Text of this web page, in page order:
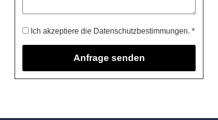
Ich akzeptiere die Datenschutzbestimmungen. *